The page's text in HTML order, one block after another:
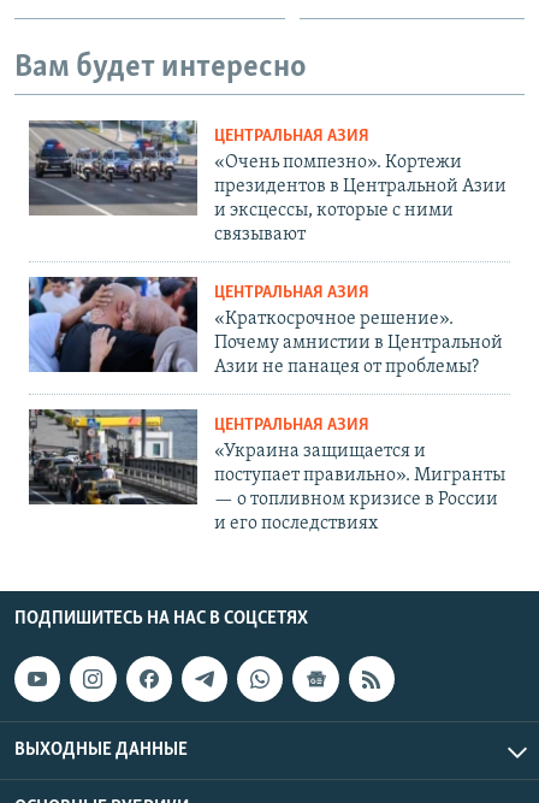
Вам будет интересно
ЦЕНТРАЛЬНАЯ АЗИЯ
«Очень помпезно». Кортежи
президентов в Центральной Азии
и эксцессы, которые с ними
связывают
ЦЕНТРАЛЬНАЯ АЗИЯ
«Краткосрочное решение».
Почему амнистии в Центральной
Азии не панацея от проблемы?
ЦЕНТРАЛЬНАЯ АЗИЯ
«Украина защищается и
поступает правильно». Мигранты
— о топливном кризисе в России
и его последствиях
ПОДПИШИТЕСЬ НА НАС В СОЦСЕТЯХ
ВЫХОДНЫЕ ДАННЫЕ